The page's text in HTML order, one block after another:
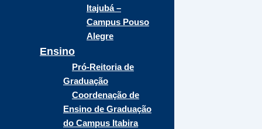
Itajubá –
Campus Pouso
Alegre
Ensino
Pró-Reitoria de
Graduação
Coordenação de
Ensino de Graduação
do Campus Itabira